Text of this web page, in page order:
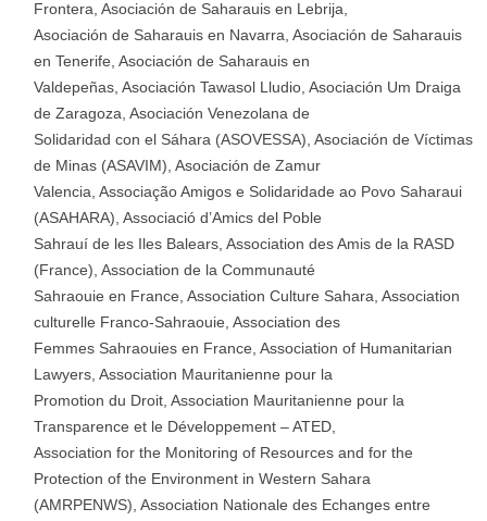
Frontera, Asociación de Saharauis en Lebrija,
Asociación de Saharauis en Navarra, Asociación de Saharauis
en Tenerife, Asociación de Saharauis en
Valdepeñas, Asociación Tawasol Lludio, Asociación Um Draiga
de Zaragoza, Asociación Venezolana de
Solidaridad con el Sáhara (ASOVESSA), Asociación de Víctimas
de Minas (ASAVIM), Asociación de Zamur
Valencia, Associação Amigos e Solidaridade ao Povo Saharaui
(ASAHARA), Associació d’Amics del Poble
Sahrauí de les Iles Balears, Association des Amis de la RASD
(France), Association de la Communauté
Sahraouie en France, Association Culture Sahara, Association
culturelle Franco-Sahraouie, Association des
Femmes Sahraouies en France, Association of Humanitarian
Lawyers, Association Mauritanienne pour la
Promotion du Droit, Association Mauritanienne pour la
Transparence et le Développement – ATED,
Association for the Monitoring of Resources and for the
Protection of the Environment in Western Sahara
(AMRPENWS), Association Nationale des Echanges entre